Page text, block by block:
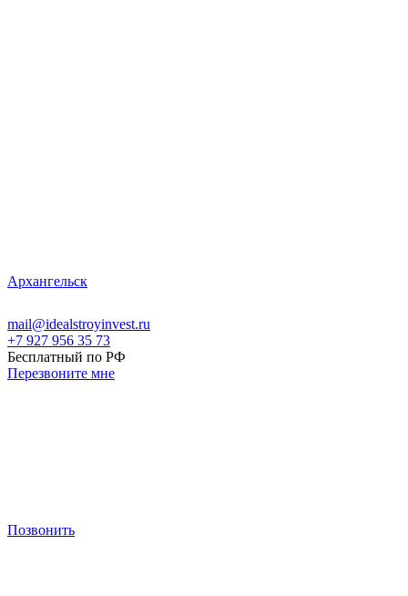
Архангельск
mail@idealstroyinvest.ru
+7 927 956 35 73
Бесплатный по РФ
Перезвоните мне
Позвонить